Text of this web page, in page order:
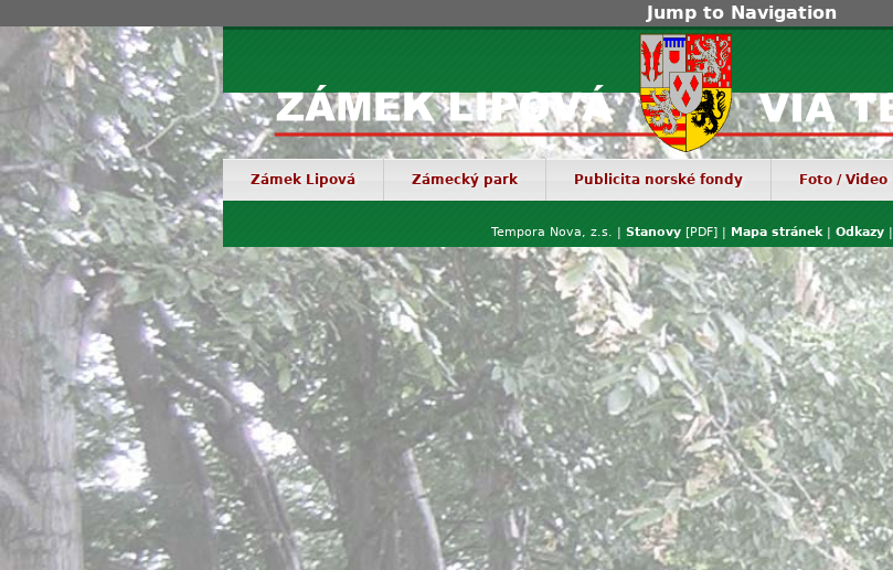
Jump to Navigation
Zámek Lipová Zámecký park Publicita norské fondy Foto / Video
Tempora Nova, z.s. | Stanovy[PDF] | Mapa stránek| Odkazy|